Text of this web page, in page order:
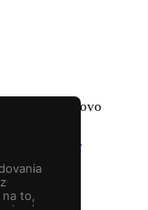
to,
01 Námestovo